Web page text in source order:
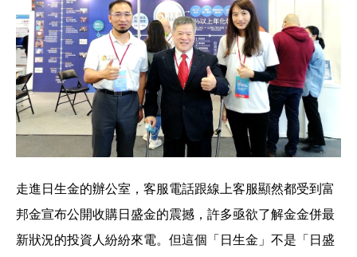
走進日生金的辦公室，客服電話跟線上客服顯然都受到富
邦金宣布公開收購日盛金的震撼，許多亟欲了解金金併最
新狀況的投資人紛紛來電。但這個「日生金」不是「日盛